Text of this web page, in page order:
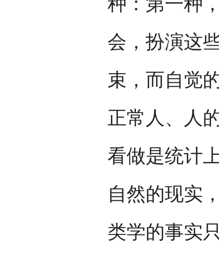
会，扮演这
束，而自觉
正常人、人
看做是统计
自然的现实
类学的事实